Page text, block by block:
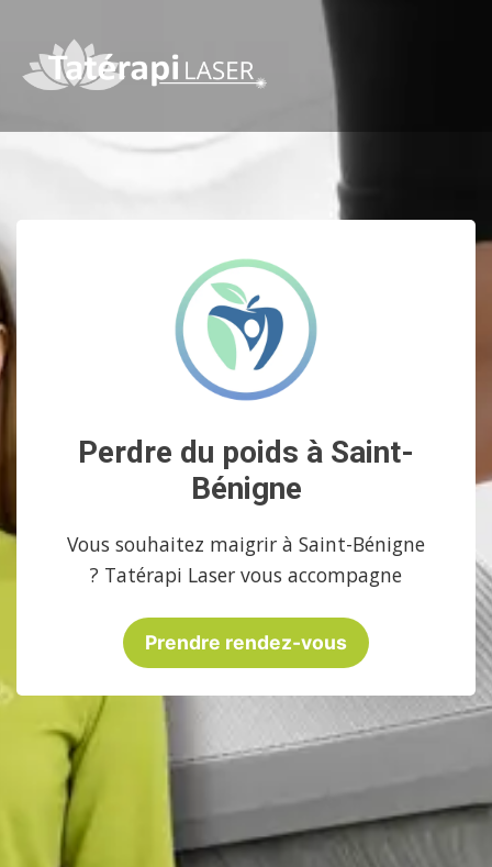
Perdre du poids à Saint-
Bénigne
Vous souhaitez maigrir à Saint-Bénigne
? Tatérapi Laser vous accompagne
Prendre rendez-vous